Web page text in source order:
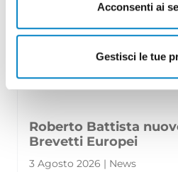
Acconsenti ai
Gestisci le tue
Roberto Battista
Brevetti Europei
3 Agosto 2026 | News